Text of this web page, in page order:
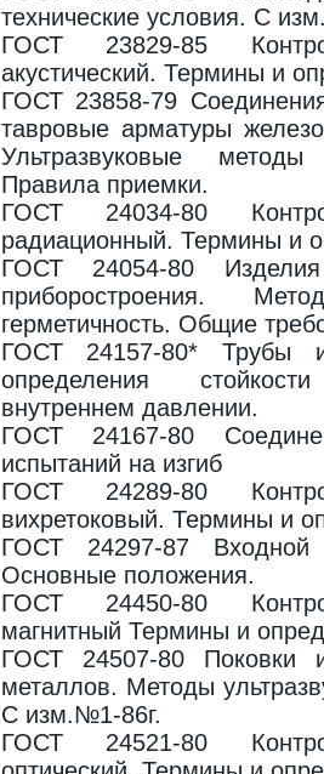
технические условия. С
ГОСТ 23829-85
акустический. Термины и
ГОСТ 23858-79
тавровые арматуры
Ультразвуковые
Правила приемки.
ГОСТ 24034-80
радиационный. Термины и
ГОСТ 24054-80
приборостроения.
герметичность. Общие
ГОСТ 24157-80* Трубы
определения
внутреннем давлении.
ГОСТ 24167-80
испытаний на изгиб
ГОСТ 24289-80
вихретоковый. Термины и
ГОСТ 24297-87 Входной
Основные положения.
ГОСТ 24450-80
магнитный Термины и
ГОСТ 24507-80 Поковки
металлов. Методы
С изм.№1-86г.
ГОСТ 24521-80